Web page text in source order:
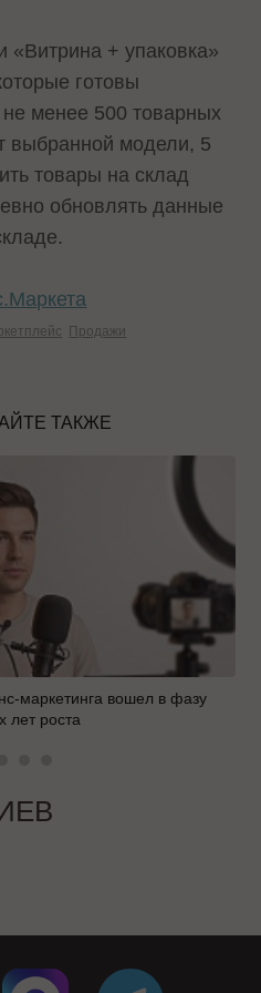
+ упаковка»
готовы
не менее 500 товарных
выбранной модели, 5
товары на склад
обновлять данные
Продажи
ТАКЖЕ
маркетинга вошел в фазу
лет роста